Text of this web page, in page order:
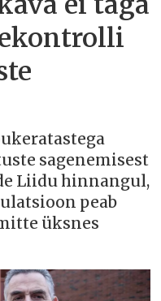
sagenemisest
Liidu hinnangul,
peab
üksnes